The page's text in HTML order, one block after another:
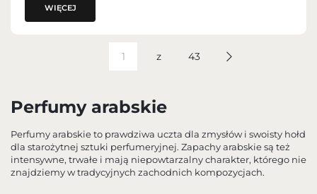
WIĘCEJ
z 43
Perfumy arabskie
Perfumy arabskie to prawdziwa uczta dla zmysłów i swoisty hołd
dla starożytnej sztuki perfumeryjnej. Zapachy arabskie są też
intensywne, trwałe i mają niepowtarzalny charakter, którego nie
znajdziemy w tradycyjnych zachodnich kompozycjach.